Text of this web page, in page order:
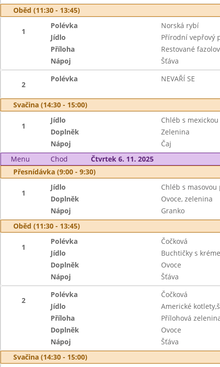
Oběd (11:30 - 13:45)
1
Polévka
Norská rybí
Jídlo
Přírodní vepřový
Příloha
Restované
Nápoj
Šťáva
2
Polévka NEVAŘÍ SE
Svačina (14:30 - 15:00)
1
Jídlo
Chléb s
Doplněk
Zelenina
Nápoj
Čaj
Menu
Chod
Čtvrtek 6. 11. 2025
Přesnídávka (9:00 - 9:30)
1
Jídlo
Chléb s
Doplněk
Ovoce, zelenina
Nápoj
Granko
Oběd (11:30 - 13:45)
1
Polévka
Čočková
Jídlo
Buchtičky s
Doplněk
Ovoce
Nápoj
Šťáva
2
Polévka
Čočková
Jídlo
Americké
Příloha
Přílohová
Doplněk
Ovoce
Nápoj
Šťáva
Svačina (14:30 - 15:00)